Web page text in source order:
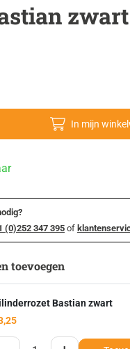
zwart
In mijn
(0)252 347 395of
toevoegen
Bastian zwart